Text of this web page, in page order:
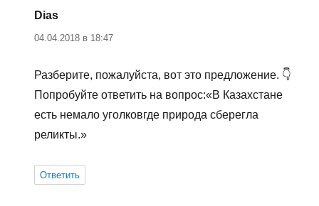
Dias
04.04.2018 в 18:47
Разберите, пожалуйста, вот это предложение. 👇
Попробуйте ответить на вопрос:«В Казахстане
есть немало уголковгде природа сберегла
реликты.»
Ответить